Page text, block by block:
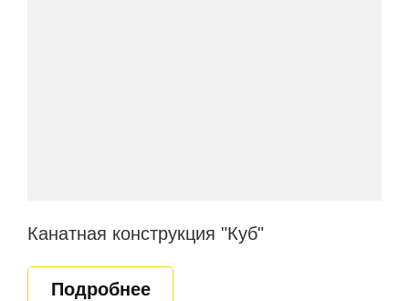
Канатная конструкция "Куб"
Подробнее